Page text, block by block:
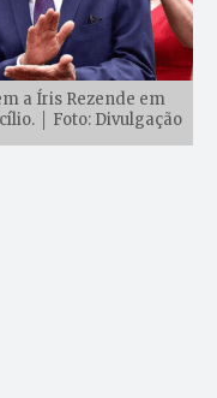
a Íris Rezende em
│ Foto: Divulgação